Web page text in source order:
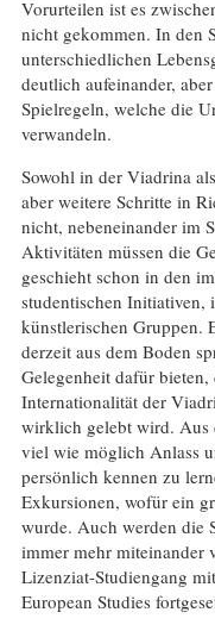
Vorurteilen ist es
nicht gekommen. In den
unterschiedlichen
deutlich aufeinander,
Spielregeln, welche die
verwandeln.
Sowohl in der Viadrina
aber weitere Schritte in
nicht, nebeneinander im
Aktivitäten müssen die
geschieht schon in den
studentischen Initiativen,
künstlerischen Gruppen.
derzeit aus dem Boden
Gelegenheit dafür
Internationalität der
wirklich gelebt wird. Aus
viel wie möglich Anlass
persönlich kennen zu
Exkursionen, wofür ein
wurde. Auch werden die
immer mehr miteinander
Lizenziat-Studiengang
European Studies